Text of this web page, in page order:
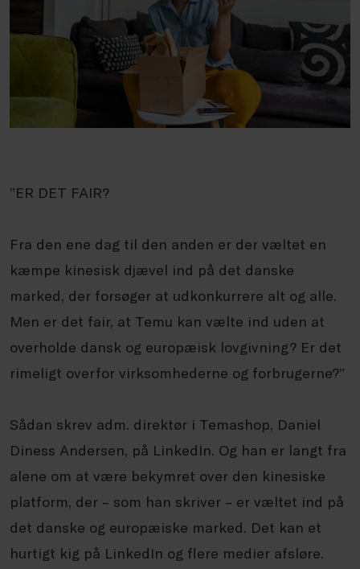
”ER DET FAIR?
Fra den ene dag til den anden er der væltet en
kæmpe kinesisk djævel ind på det danske
marked, der forsøger at udkonkurrere alt og alle.
Men er det fair, at Temu kan vælte ind uden at
overholde dansk og europæisk lovgivning? Er det
rimeligt overfor virksomhederne og forbrugerne?”
Sådan skrev adm. direktør i Temashop, Daniel
Diness Andersen, på LinkedIn. Og han er langt fra
alene om at være bekymret over den kinesiske
platform, der – som han skriver – er væltet ind på
det danske og europæiske marked. Det kan et
hurtigt kig på LinkedIn og flere medier afsløre.